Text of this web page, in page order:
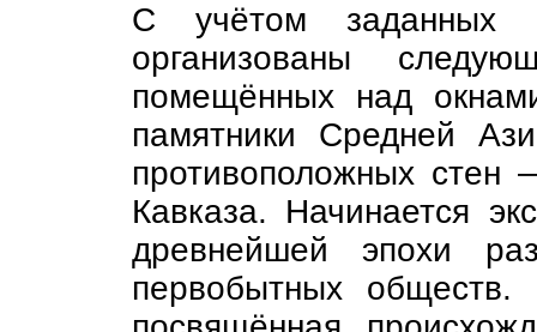
С учётом заданных
организованы
помещённых над
памятники Средней
противоположных стен
Кавказа. Начинается
древнейшей эпохи
первобытных